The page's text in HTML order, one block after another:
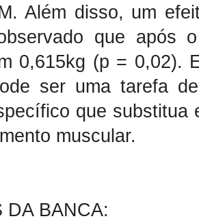
Além disso, um
que após
0,615kg (p = 0,02).
ser uma tarefa
que substitua
muscular.
DA BANCA: